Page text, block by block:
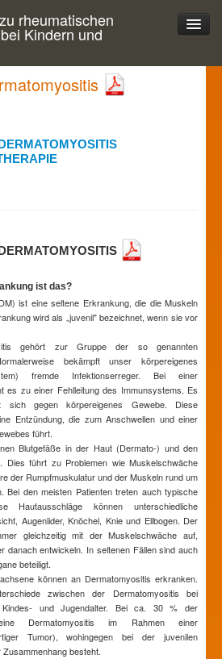
rheumatischen
Kindern und
ist das?
ist eine seltene Erkrankung, die die Muskeln
wird als „juvenil" bezeichnet, wenn sie vor
gehört zur Gruppe der so genannten
bekämpft unser körpereigenes
fremde Infektionserreger. Bei einer
es zu einer Fehlleitung des Immunsystems. Es
gegen körpereigenes Gewebe. Diese
Entzündung, die zum Anschwellen und einer
führt.
Blutgefäße in der Haut (Dermato-) und den
Dies führt zu Problemen wie Muskelschwäche
der Rumpfmuskulatur und der Muskeln rund um
Bei den meisten Patienten treten auch typische
Hautausschläge können unterschiedliche
Augenlider, Knöchel, Knie und Ellbogen. Der
gleichzeitig mit der Muskelschwäche auf,
danach entwickeln. In seltenen Fällen sind auch
beteiligt.
können an Dermatomyositis erkranken.
zwischen der Dermatomyositis bei
und Jugendalter. Bei ca. 30 % der
Dermatomyositis im Rahmen einer
Tumor), wohingegen bei der juvenilen
besteht.